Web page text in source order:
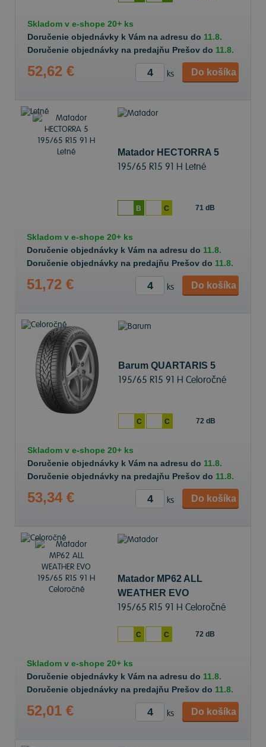
Skladom v e-shope 20+ ks
Doručenie objednávky k Vám na adresu do 11.8.
Doručenie objednávky na predajňu Prešov do 11.8.
52,62 € ks Do košíka
Matador HECTORRA 5
195/65 R15 91 H Letné
B C 71 dB
Skladom v e-shope 20+ ks
Doručenie objednávky k Vám na adresu do 11.8.
Doručenie objednávky na predajňu Prešov do 11.8.
51,72 € ks Do košíka
Barum QUARTARIS 5
195/65 R15 91 H Celoročné
C C 72 dB
Skladom v e-shope 20+ ks
Doručenie objednávky k Vám na adresu do 11.8.
Doručenie objednávky na predajňu Prešov do 11.8.
53,34 € ks Do košíka
Matador MP62 ALL
WEATHER EVO
195/65 R15 91 H Celoročné
C C 72 dB
Skladom v e-shope 20+ ks
Doručenie objednávky k Vám na adresu do 11.8.
Doručenie objednávky na predajňu Prešov do 11.8.
52,01 € ks Do košíka